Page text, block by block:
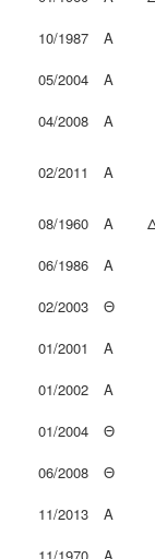
10/1987
Α
05/2004
Α
04/2008 Α
02/2011 Α
08/1960 Α
06/1986
Α
02/2003
Θ
01/2001
Α
01/2002
Α
01/2004
Θ
06/2008
Θ
11/2013
Α